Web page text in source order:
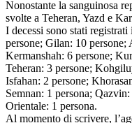
Nonostante la sanguinosa
svolte a Teheran, Yazd e
I decessi sono stati
persone; Gilan: 10 persone;
Kermanshah: 6 persone;
Teheran: 3 persone;
Isfahan: 2 persone;
Semnan: 1 persona;
Orientale: 1 persona.
Al momento di scrivere,